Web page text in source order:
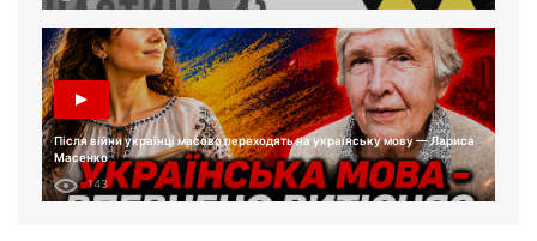
Після війни українці масово переходять на українську мову — Лариса
Масенко
143